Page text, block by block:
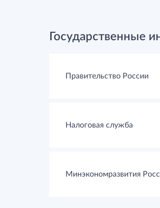
Государственные
Правительство России
Налоговая служба
Минэкономразвития